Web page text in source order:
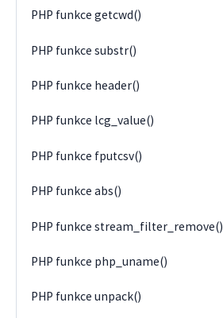
PHP funkce getcwd()
PHP funkce substr()
PHP funkce header()
PHP funkce lcg_value()
PHP funkce fputcsv()
PHP funkce abs()
PHP funkce stream_filter_remove()
PHP funkce php_uname()
PHP funkce unpack()